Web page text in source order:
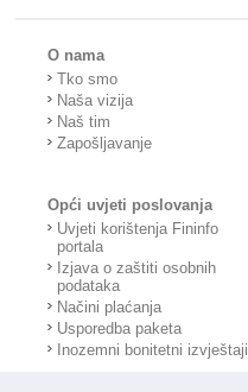
O nama
Tko smo
Naša vizija
Naš tim
Zapošljavanje
Opći uvjeti poslovanja
Uvjeti korištenja Fininfo
portala
Izjava o zaštiti osobnih
podataka
Načini plaćanja
Usporedba paketa
Inozemni bonitetni izvještaji